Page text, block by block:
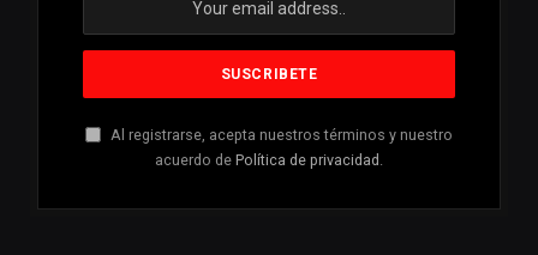
Al registrarse, acepta nuestros términos y nuestro
acuerdo de Política de privacidad .